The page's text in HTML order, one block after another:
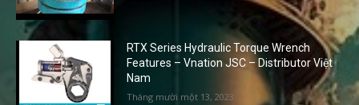
RTX Series Hydraulic Torque Wrench
Features – Vnation JSC – Distributor Việt
Nam
Tháng mười một 13, 2023